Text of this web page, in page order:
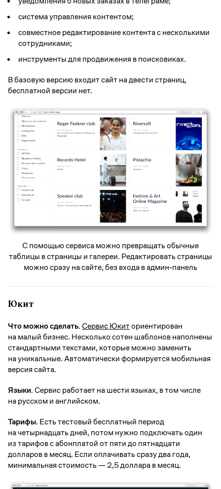
система управления контентом;
совместное редактирование контента с несколькими
сотрудниками;
инструменты для продвижения в поисковиках.
В базовую версию входит сайт на двести страниц,
бесплатной версии нет.
C помощью сервиса можно превращать обычные
таблицы в страницы и галереи. Редактировать страницы
можно сразу на сайте, без входа в админ-панель
Юкит
Что можно сделать.Сервис Юкиториентирован
на малый бизнес. Несколько сотен шаблонов наполнены
стандартными текстами, которые можно заменить
на уникальные. Автоматически формируется мобильная
версия сайта.
Языки.Сервис работает на шести языках, в том числе
на русском и английском.
Тарифы. Есть тестовый бесплатный период
на четырнадцать дней, потом нужно подключать один
из тарифов с абонплатой от пяти до пятнадцати
долларов в месяц. Если оплачивать сразу два года,
минимальная стоимость — 2,5 доллара в месяц.